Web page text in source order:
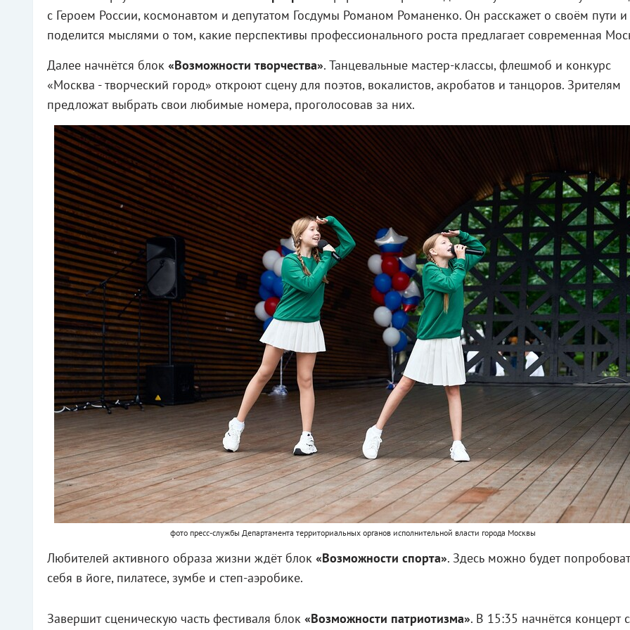
с Героем России, космонавтом и депутатом Госдумы Романом Романенко. Он расскажет о своём пути и
поделится мыслями о том, какие перспективы профессионального роста предлагает современная
Далее начнётся блок «Возможности творчества». Танцевальные мастер-классы, флешмоб и конкурс
«Москва - творческий город» откроют сцену для поэтов, вокалистов, акробатов и танцоров. Зрителям
предложат выбрать свои любимые номера, проголосовав за них.
фото пресс-службы Департамента территориальных органов исполнительной власти города Москвы
Любителей активного образа жизни ждёт блок «Возможности спорта». Здесь можно будет
себя в йоге, пилатесе, зумбе и степ-аэробике.
Завершит сценическую часть фестиваля блок «Возможности патриотизма». В 15:35 начнётся концерт с